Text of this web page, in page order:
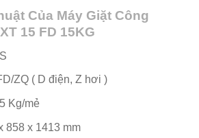
Của Máy Giặt Công
15 FD 15KG
ZQ ( D điện, Z hơi )
Kg/mẻ
858 x 1413 mm